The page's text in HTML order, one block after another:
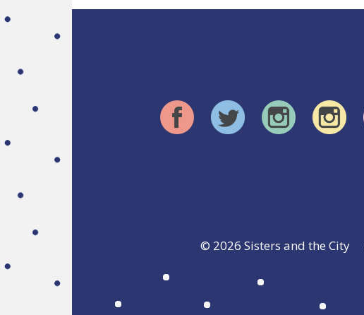
© 2026 Sisters and the City